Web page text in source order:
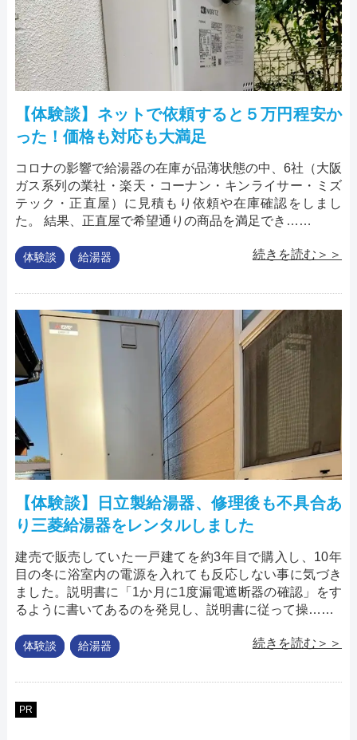
【体験談】ネットで依頼すると５万円程安か
った！価格も対応も大満足
コロナの影響で給湯器の在庫が品薄状態の中、6社（大阪
ガス系列の業社・楽天・コーナン・キンライサー・ミズ
テック・正直屋）に見積もり依頼や在庫確認をしまし
た。 結果、正直屋で希望通りの商品を満足でき……
体験談 給湯器 続きを読む＞＞
【体験談】日立製給湯器、修理後も不具合あ
り三菱給湯器をレンタルしました
建売で販売していた一戸建てを約3年目で購入し、10年
目の冬に浴室内の電源を入れても反応しない事に気づき
ました。説明書に「1か月に1度漏電遮断器の確認」をす
るように書いてあるのを発見し、説明書に従って操……
体験談 給湯器 続きを読む＞＞
PR